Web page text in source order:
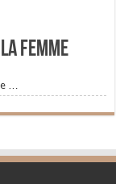
la femme
…